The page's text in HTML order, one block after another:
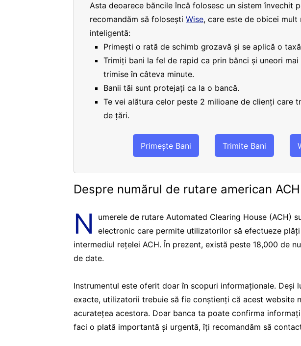
Asta deoarece băncile încă folosesc un sistem învechit
recomandăm să folosești Wise, care este de obicei
inteligentă:
Primești o rată de schimb grozavă și se aplică o
Trimiți bani la fel de rapid ca prin bănci și uneori mai
trimise în câteva minute.
Banii tăi sunt protejați ca la o bancă.
Te vei alătura celor peste 2 milioane de clienți care
de țări.
Primește Bani Trimite Bani
Despre numărul de rutare american ACH
N
umerele de rutare Automated Clearing House (ACH)
electronic care permite utilizatorilor să efectueze
intermediul rețelei ACH. În prezent, există peste 18,000 de
de date.
Instrumentul este oferit doar în scopuri informaționale. Deși
exacte, utilizatorii trebuie să fie conștienți că acest website
acuratețea acestora. Doar banca ta poate confirma
faci o plată importantă și urgentă, îți recomandăm să